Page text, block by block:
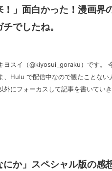
！」面白かった！漫画
でしたね。
ヨスイ（@kiyosui_goraku）です。
、Hulu で配信中なので観たことな
外にフォーカスして記事を書いていき
にか」スペシャル版の